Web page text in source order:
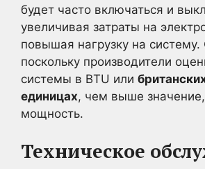
будет часто включаться и
увеличивая затраты на
повышая нагрузку на систему.
поскольку производители
системы в BTU или
единицах, чем выше
мощность.
Техническое